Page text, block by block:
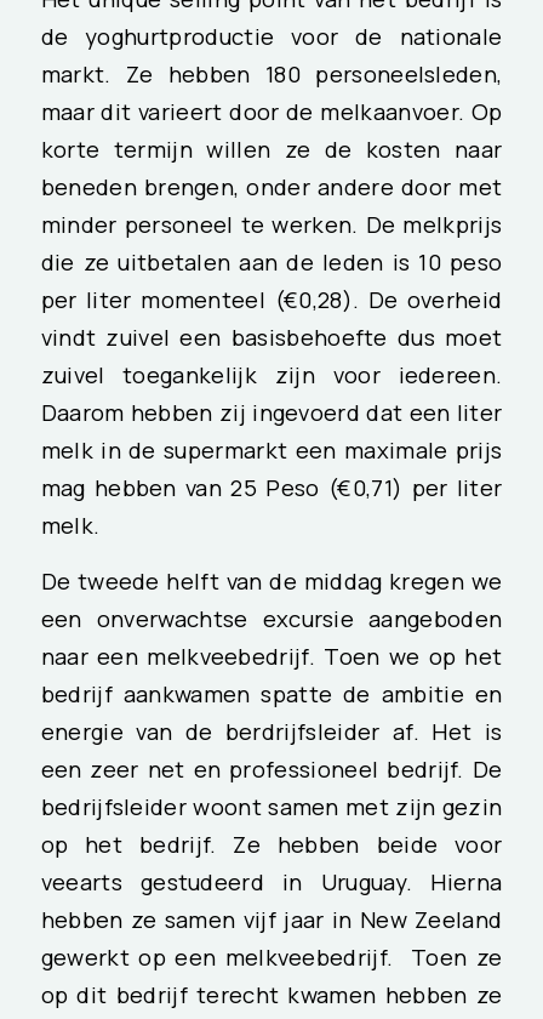
de yoghurtproductie voor de nationale
markt. Ze hebben 180 personeelsleden,
maar dit varieert door de melkaanvoer. Op
korte termijn willen ze de kosten naar
beneden brengen, onder andere door met
minder personeel te werken. De melkprijs
die ze uitbetalen aan de leden is 10 peso
per liter momenteel (€0,28). De overheid
vindt zuivel een basisbehoefte dus moet
zuivel toegankelijk zijn voor iedereen.
Daarom hebben zij ingevoerd dat een liter
melk in de supermarkt een maximale prijs
mag hebben van 25 Peso (€0,71) per liter
melk.
De tweede helft van de middag kregen we
een onverwachtse excursie aangeboden
naar een melkveebedrijf. Toen we op het
bedrijf aankwamen spatte de ambitie en
energie van de berdrijfsleider af. Het is
een zeer net en professioneel bedrijf. De
bedrijfsleider woont samen met zijn gezin
op het bedrijf. Ze hebben beide voor
veearts gestudeerd in Uruguay. Hierna
hebben ze samen vijf jaar in New Zeeland
gewerkt op een melkveebedrijf. Toen ze
op dit bedrijf terecht kwamen hebben ze